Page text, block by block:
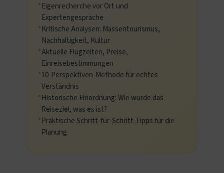
Eigenrecherche vor Ort und
Expertengespräche
Kritische Analysen: Massentourismus,
Nachhaltigkeit, Kultur
Aktuelle Flugzeiten, Preise,
Einreisebestimmungen
10-Perspektiven-Methode für echtes
Verständnis
Historische Einordnung: Wie wurde das
Reiseziel, was es ist?
Praktische Schritt-für-Schritt-Tipps für die
Planung